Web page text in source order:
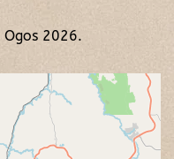
Ogos 2026.